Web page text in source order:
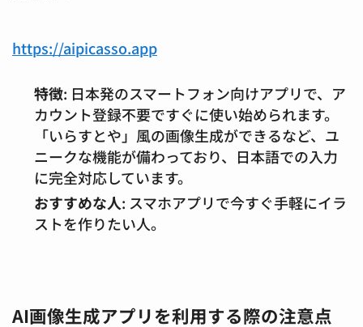
https://aipicasso.app
特徴: 日本発のスマートフォン向けアプリで、ア
カウント登録不要ですぐに使い始められます。
「いらすとや」風の画像生成ができるなど、ユ
ニークな機能が備わっており、日本語での入力
に完全対応しています。
おすすめな人: スマホアプリで今すぐ手軽にイラ
ストを作りたい人。
AI画像生成アプリを利用する際の注意点